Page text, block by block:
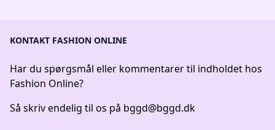
KONTAKT FASHION ONLINE
Har du spørgsmål eller kommentarer til indholdet hos
Fashion Online?
Så skriv endelig til os på bggd@bggd.dk